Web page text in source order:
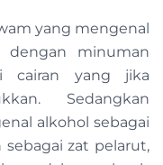
yang mengenal
dengan minuman
cairan yang jika
Sedangkan
alkohol sebagai
zat pelarut,